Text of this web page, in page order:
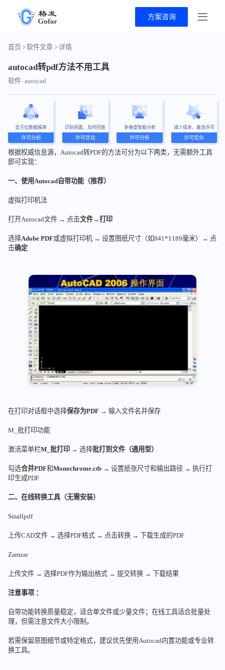
方案咨询
首页>软件文章 >详情
autocad转pdf方法不用工具
软件: autocad
全方位数据报表
许可分析
识别闲置、及时回收
许可优化
多维度智能分析
许可分析
减少成本、盘活许可
许可优化
根据权威信息源，Autocad转PDF的方法可分为以下两类，无需额外工具
即可实现：
一、使用Autocad自带功能（推荐）
虚拟打印机法
打开Autocad文件 → 点击文件→打印
选择Adobe PDF或虚拟打印机 → 设置图纸尺寸（如841*1189毫米）→ 点
击确定
在打印对话框中选择保存为PDF→ 输入文件名并保存
M_批打印功能
激活菜单栏M_批打印→ 选择批打到文件（通用型）
勾选合并PDF和Monochrome.ctb→ 设置纸张尺寸和输出路径 → 执行打
印生成PDF
二、在线转换工具（无需安装）
Smallpdf
上传CAD文件 → 选择PDF格式 → 点击转换 → 下载生成的PDF
Zamzar
上传文件 → 选择PDF作为输出格式 → 提交转换 → 下载结果
注意事项 ：
自带功能转换质量稳定，适合单文件或少量文件；在线工具适合批量处
理，但需注意文件大小限制。
若需保留原图细节或特定格式，建议优先使用Autocad内置功能或专业转
换工具。